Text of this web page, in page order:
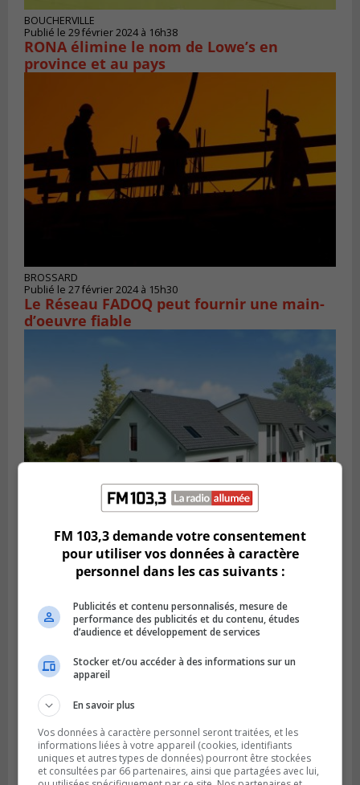
BOUCHERVILLE
Publié le 29 février 2024 à 16h38
RONA élimine le nom de Lowe’s en
province et au pays
BROSSARD
Publié le 27 février 2024 à 15h30
Le Réseau FADOQ peut fournir une main-
d’oeuvre fiable
SAINT-HUBERT
Publié le 27 février 2024 à 15h15
Carignan a un plan pour le locatif
intergénérationnel
FM 103,3 demande votre consentement
pour utiliser vos données à caractère
personnel dans les cas suivants :
Publicités et contenu personnalisés, mesure de
performance des publicités et du contenu, études
d’audience et développement de services
Stocker et/ou accéder à des informations sur un
appareil
En savoir plus
Vos données à caractère personnel seront traitées, et les
informations liées à votre appareil (cookies, identifiants
uniques et autres types de données) pourront être stockées
et consultées par 66 partenaires, ainsi que partagées avec lui,